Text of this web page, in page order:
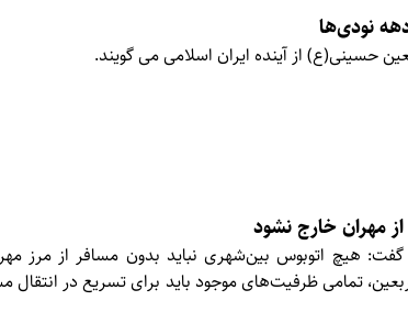
دهه نودی‌ها
حسینی(ع) از آینده ایران اسلامی می گویند.
مهران خارج نشود
گفت: هیچ اتوبوس بین‌شهری نباید بدون مسافر از مرز
تمامی ظرفیت‌های موجود باید برای تسریع در انتقال